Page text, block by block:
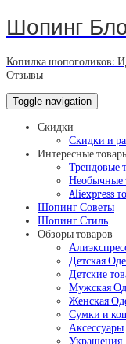
Шопинг
Копилка шопоголиков:
Отзывы
Toggle navigation
Скидки
Скидки и
Интересные
Трендовые
Необычные
Aliexpress
Шопинг Советы
Шопинг Стиль
Обзоры товаров
Детская
Детские
Мужская
Женская
Сумки и
Аксессуары
Украшения